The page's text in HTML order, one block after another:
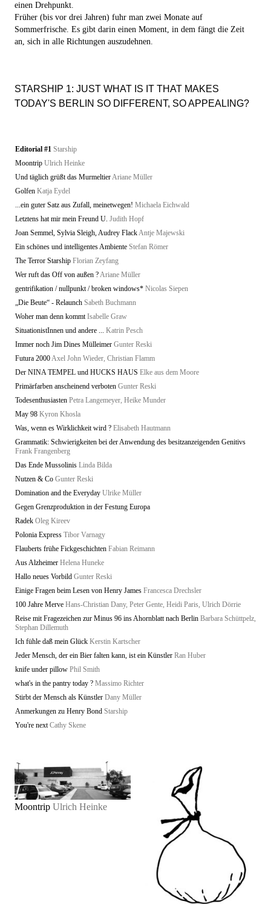
einen Drehpunkt.
Früher (bis vor drei Jahren) fuhr man zwei Monate auf
Sommerfrische. Es gibt darin einen Moment, in dem fängt die Zeit
an, sich in alle Richtungen auszudehnen.
STARSHIP 1: JUST WHAT IS IT THAT MAKES
TODAY'S BERLIN SO DIFFERENT, SO APPEALING?
Editorial #1 Starship
Moontrip Ulrich Heinke
Und täglich grüßt das MurmeltierAriane Müller
Golfen Katja Eydel
...ein guter Satz aus Zufall, meinetwegen! Michaela Eichwald
Letztens hat mir mein Freund U. Judith Hopf
Joan Semmel, Sylvia Sleigh, Audrey FlackAntje Majewski
Ein schönes und intelligentes Ambiente Stefan Römer
The Terror Starship Florian Zeyfang
Wer ruft das Off von außen ?Ariane Müller
gentrifikation / nullpunkt / broken windows* Nicolas Siepen
„Die Beute“ - Relaunch Sabeth Buchmann
Woher man denn kommt Isabelle Graw
SituationistInnen und andere ... Katrin Pesch
Immer noch Jim Dines Mülleimer Gunter Reski
Futura 2000Axel John Wieder, Christian Flamm
Der NINA TEMPEL und HUCKS HAUS Elke aus dem Moore
Primärfarben anscheinend verboten Gunter Reski
Todesenthusiasten Petra Langemeyer, Heike Munder
May 98 Kyron Khosla
Was, wenn es Wirklichkeit wird ? Elisabeth Hautmann
Grammatik: Schwierigkeiten bei der Anwendung des besitzanzeigenden Genitivs
Frank Frangenberg
Das Ende Mussolinis Linda Bilda
Nutzen & Co Gunter Reski
Domination and the Everyday Ulrike Müller
Gegen Grenzproduktion in der Festung Europa
Radek Oleg Kireev
Polonia Express Tibor Varnagy
Flauberts frühe Fickgeschichten Fabian Reimann
Aus Alzheimer Helena Huneke
Hallo neues Vorbild Gunter Reski
Einige Fragen beim Lesen von Henry James Francesca Drechsler
100 Jahre Merve Hans-Christian Dany, Peter Gente, Heidi Paris, Ulrich Dörrie
Reise mit Fragezeichen zur Minus 96 ins Ahornblatt nach Berlin Barbara Schüttpelz,
Stephan Dillemuth
Ich fühle daß mein Glück Kerstin Kartscher
Jeder Mensch, der ein Bier falten kann, ist ein Künstler Ran Huber
knife under pillow Phil Smith
what's in the pantry today ? Massimo Richter
Stirbt der Mensch als Künstler Dany Müller
Anmerkungen zu Henry Bond Starship
You're next Cathy Skene
Moontrip Ulrich Heinke